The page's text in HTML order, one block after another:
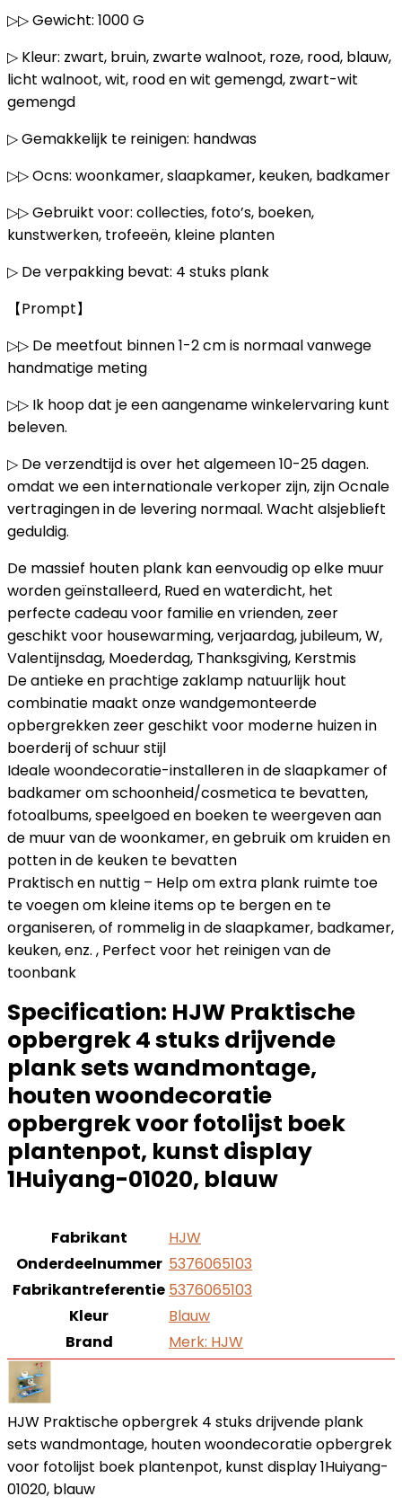
▷▷ Gewicht: 1000 G
▷ Kleur: zwart, bruin, zwarte walnoot, roze, rood, blauw,
licht walnoot, wit, rood en wit gemengd, zwart-wit
gemengd
▷ Gemakkelijk te reinigen: handwas
▷▷ Ocns: woonkamer, slaapkamer, keuken, badkamer
▷▷ Gebruikt voor: collecties, foto’s, boeken,
kunstwerken, trofeeën, kleine planten
▷ De verpakking bevat: 4 stuks plank
【Prompt】
▷▷ De meetfout binnen 1-2 cm is normaal vanwege
handmatige meting
▷▷ Ik hoop dat je een aangename winkelervaring kunt
beleven.
▷ De verzendtijd is over het algemeen 10-25 dagen.
omdat we een internationale verkoper zijn, zijn Ocnale
vertragingen in de levering normaal. Wacht alsjeblieft
geduldig.
De massief houten plank kan eenvoudig op elke muur
worden geïnstalleerd, Rued en waterdicht, het
perfecte cadeau voor familie en vrienden, zeer
geschikt voor housewarming, verjaardag, jubileum, W,
Valentijnsdag, Moederdag, Thanksgiving, Kerstmis
De antieke en prachtige zaklamp natuurlijk hout
combinatie maakt onze wandgemonteerde
opbergrekken zeer geschikt voor moderne huizen in
boerderij of schuur stijl
Ideale woondecoratie-installeren in de slaapkamer of
badkamer om schoonheid/cosmetica te bevatten,
fotoalbums, speelgoed en boeken te weergeven aan
de muur van de woonkamer, en gebruik om kruiden en
potten in de keuken te bevatten
Praktisch en nuttig – Help om extra plank ruimte toe
te voegen om kleine items op te bergen en te
organiseren, of rommelig in de slaapkamer, badkamer,
keuken, enz. , Perfect voor het reinigen van de
toonbank
Specification: HJW Praktische
opbergrek 4 stuks drijvende
plank sets wandmontage,
houten woondecoratie
opbergrek voor fotolijst boek
plantenpot, kunst display
1Huiyang-01020, blauw
Fabrikant
‎HJW
Onderdeelnummer ‎5376065103
Fabrikantreferentie ‎5376065103
Kleur
‎Blauw
Brand
Merk: HJW
HJW Praktische opbergrek 4 stuks drijvende plank
sets wandmontage, houten woondecoratie opbergrek
voor fotolijst boek plantenpot, kunst display 1Huiyang-
01020, blauw